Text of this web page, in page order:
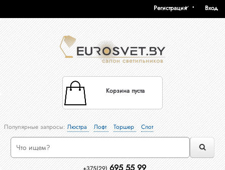
Вход
Регистрация
Корзина пуста
Популярные запросы:Люстра Лофт Торшер Спот
695 55 99